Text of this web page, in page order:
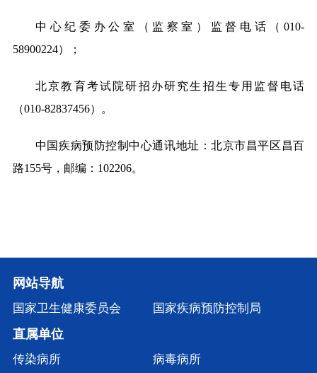
中心纪委办公室（监察室）监督电话（010-
58900224）；
北京教育考试院研招办研究生招生专用监督电话
（010-82837456）。
中国疾病预防控制中心通讯地址：北京市昌平区昌百
路155号，邮编：102206。
网站导航
国家卫生健康委员会 国家疾病预防控制局
直属单位
传染病所 病毒病所